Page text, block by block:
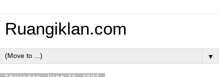
Ruangiklan.com
▼